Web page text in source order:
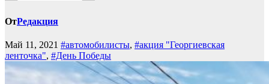
ОтРедакция
Май 11, 2021 #автомобилисты, #акция "Георгиевская
ленточка", #День Победы